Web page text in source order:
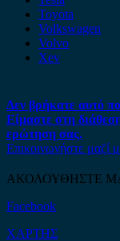
Toyota
Volkswagen
Volvo
Xev
Δεν βρήκατε αυτό
Είμαστε στη
ερώτηση σας.
Επικοινωνήστε μαζί
ΑΚΟΛΟΥΘΗΣΤΕ
Facebook
ΧΑΡΤΗΣ